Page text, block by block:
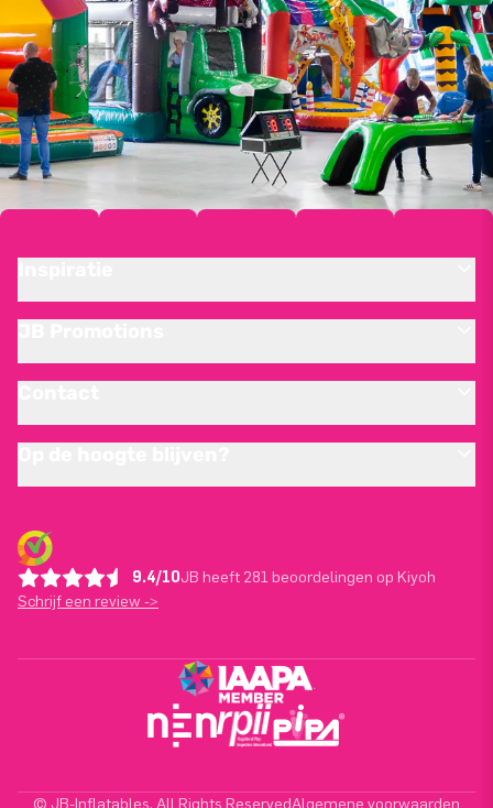
9.4/10JB heeft 281 beoordelingen op Kiyoh
Schrijf een review ->
© JB-Inflatables. All Rights Reserved